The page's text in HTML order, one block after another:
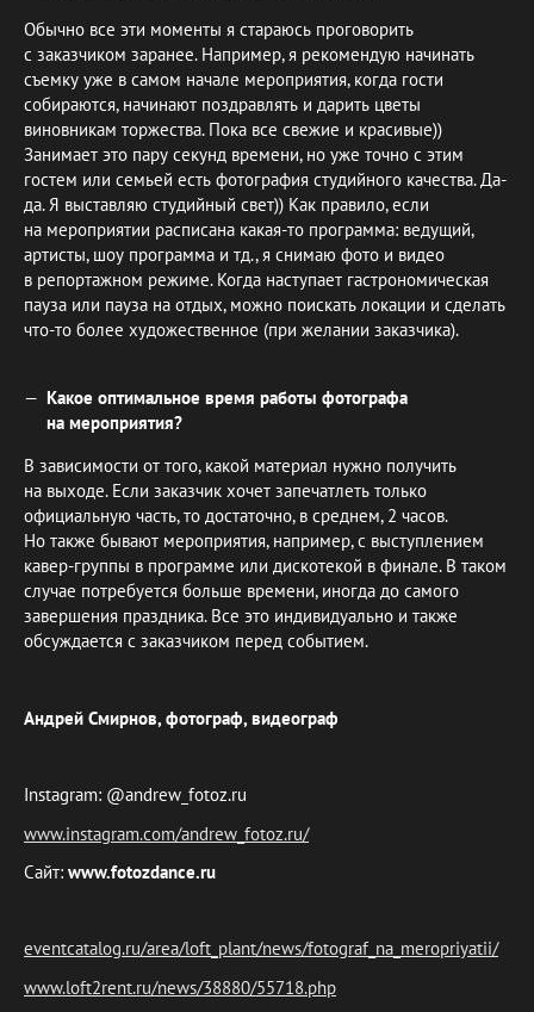
Обычно все эти моменты я стараюсь проговорить
с заказчиком заранее. Например, я рекомендую начинать
съемку уже в самом начале мероприятия, когда гости
собираются, начинают поздравлять и дарить цветы
виновникам торжества. Пока все свежие и красивые))
Занимает это пару секунд времени, но уже точно с этим
гостем или семьей есть фотография студийного качества. Да-
да. Я выставляю студийный свет)) Как правило, если
на мероприятии расписана какая-то программа: ведущий,
артисты, шоу программа и тд., я снимаю фото и видео
в репортажном режиме. Когда наступает гастрономическая
пауза или пауза на отдых, можно поискать локации и сделать
что-то более художественное (при желании заказчика).
Какое оптимальное время работы фотографа
на мероприятия?
В зависимости от того, какой материал нужно получить
на выходе. Если заказчик хочет запечатлеть только
официальную часть, то достаточно, в среднем, 2 часов.
Но также бывают мероприятия, например, с выступлением
кавер-группы в программе или дискотекой в финале. В таком
случае потребуется больше времени, иногда до самого
завершения праздника. Все это индивидуально и также
обсуждается с заказчиком перед событием.
Андрей Смирнов, фотограф, видеограф
Instagram: @andrew_fotoz.ru
www.instagram.com/andrew_fotoz.ru/
Сайт: www.fotozdance.ru
eventcatalog.ru/area/loft_plant/news/fotograf_na_meropriyatii/
www.loft2rent.ru/news/38880/55718.php